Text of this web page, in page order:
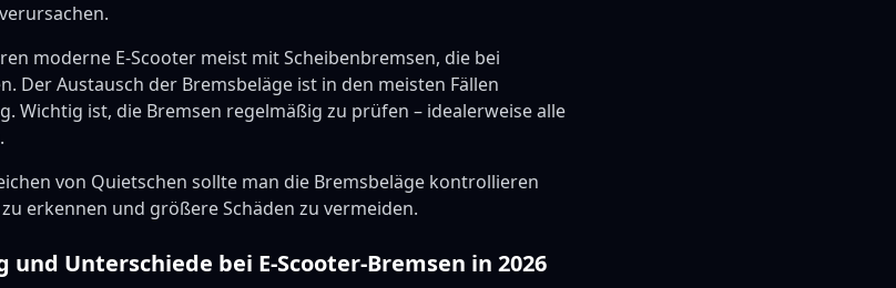
moderne E-Scooter meist mit Scheibenbremsen, die bei
Der Austausch der Bremsbeläge ist in den meisten Fällen
Wichtig ist, die Bremsen regelmäßig zu prüfen – idealerweise alle
von Quietschen sollte man die Bremsbeläge kontrollieren
erkennen und größere Schäden zu vermeiden.
und Unterschiede bei E-Scooter-Bremsen in 2026